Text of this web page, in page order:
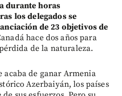
durante horas
los delegados se
de 23 objetivos de
hace dos años para
de la naturaleza.
acaba de ganar Armenia
Azerbaiyán, los países